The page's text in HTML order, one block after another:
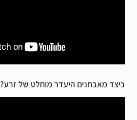
כיצד מאבחנים היעדר מוחלט של זרע?